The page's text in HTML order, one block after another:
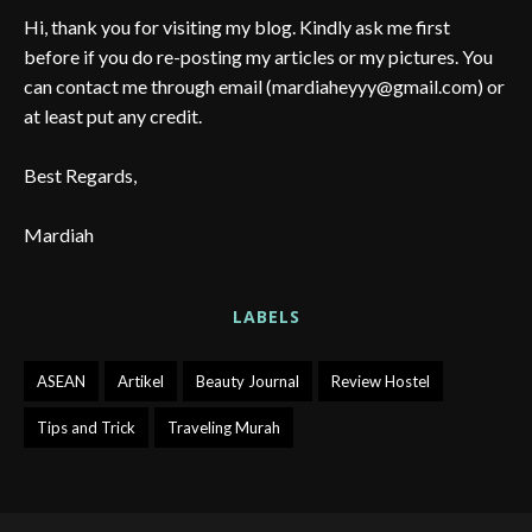
Hi, thank you for visiting my blog. Kindly ask me first
before if you do re-posting my articles or my pictures. You
can contact me through email (mardiaheyyy@gmail.com) or
at least put any credit.
Best Regards,
Mardiah
LABELS
ASEAN Artikel Beauty Journal Review Hostel
Tips and Trick Traveling Murah